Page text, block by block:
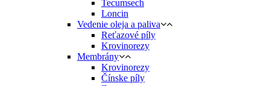
Tecumsech
Loncin
Vedenie oleja a paliva
Reťazové píly
Krovinorezy
Membrány
Krovinorezy
Čínske píly